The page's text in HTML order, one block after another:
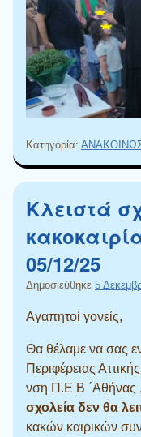
Κατηγορία:
Κλειστά
05/12/25
Δημοσιεύθηκε 5
Αγαπητοί γονείς,
Θα θέλαμε να σας
Περιφέρειας
νση Π.Ε Β ΄Αθήνας
σχολεία δεν θα
κακών καιρικών